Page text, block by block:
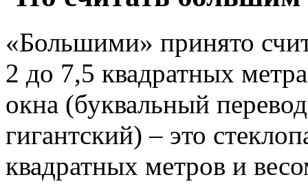
«Большими» принято
2 до 7,5 квадратных
окна (буквальный
гигантский) – это
квадратных метров и